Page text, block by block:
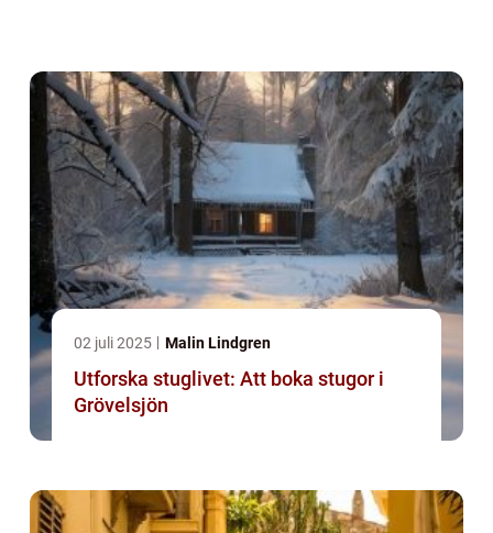
02 juli 2025 Malin Lindgren
Utforska stuglivet: Att boka stugor i
Grövelsjön